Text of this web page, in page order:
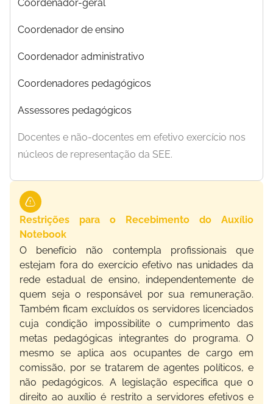
Coordenador-geral
Coordenador de ensino
Coordenador administrativo
Coordenadores pedagógicos
Assessores pedagógicos
Docentes e não-docentes em efetivo exercício nos
núcleos de representação da SEE.
Restrições para o Recebimento do Auxílio
Notebook
O benefício não contempla profissionais que
estejam fora do exercício efetivo nas unidades da
rede estadual de ensino, independentemente de
quem seja o responsável por sua remuneração.
Também ficam excluídos os servidores licenciados
cuja condição impossibilite o cumprimento das
metas pedagógicas integrantes do programa. O
mesmo se aplica aos ocupantes de cargo em
comissão, por se tratarem de agentes políticos, e
não pedagógicos. A legislação especifica que o
direito ao auxílio é restrito a servidores efetivos e